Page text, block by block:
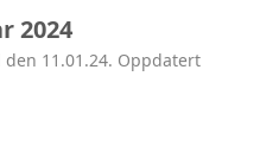
2024
11.01.24. Oppdatert